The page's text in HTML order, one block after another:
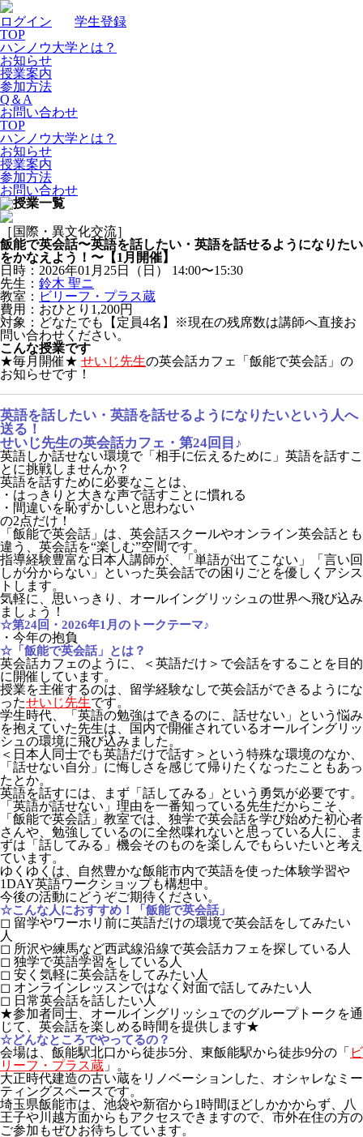
ログイン
学生登録
TOP
ハンノウ大学とは？
お知らせ
授業案内
参加方法
Q＆A
お問い合わせ
TOP
ハンノウ大学とは？
お知らせ
授業案内
参加方法
お問い合わせ
［国際・異文化交流］
飯能で英会話〜英語を話したい・英語を話せるようになりたい
をかなえよう！〜【1月開催】
日時：2026年01月25日（日） 14:00〜15:30
先生： 鈴木 聖ニ
教室： ビリーフ・プラス蔵
費用：おひとり1,200円
対象：どなたでも【定員4名】※現在の残席数は講師へ直接お
問い合わせください。
こんな授業です
★毎月開催★ せいじ先生の英会話カフェ「飯能で英会話」の
お知らせです！
英語を話したい・英語を話せるようになりたいという人へ
送る！
せいじ先生の英会話カフェ・第24回目♪
英語しか話せない環境で「相手に伝えるために」英語を話すこ
とに挑戦しませんか？
英語を話すために必要なことは、
・はっきりと大きな声で話すことに慣れる
・間違いを恥ずかしいと思わない
の2点だけ！
「飯能で英会話」は、英会話スクールやオンライン英会話とも
違う、英会話を“楽しむ”空間です。
指導経験豊富な日本人講師が、「単語が出てこない」「言い回
しが分からない」といった英会話での困りごとを優しくアシス
トします。
気軽に、思いっきり、オールイングリッシュの世界へ飛び込み
ましょう！
☆第24回・2026年1月のトークテーマ♪
・今年の抱負
☆「飯能で英会話」とは？
英会話カフェのように、＜英語だけ＞で会話をすることを目的
に開催しています。
授業を主催するのは、留学経験なしで英会話ができるようにな
ったせいじ先生です。
学生時代、「英語の勉強はできるのに、話せない」という悩み
を抱えていた先生は、国内で開催されているオールイングリッ
シュの環境に飛び込みました。
＜日本人同士でも英語だけで話す＞という特殊な環境のなか、
「話せない自分」に悔しさを感じて帰りたくなったこともあっ
たとか。
英語を話すには、まず「話してみる」という勇気が必要です。
「英語が話せない」理由を一番知っている先生だからこそ、
「飯能で英会話」教室では、独学で英会話を学び始めた初心者
さんや、勉強しているのに全然喋れないと思っている人に、ま
ずは「話してみる」機会そのものを楽しんでもらいたいと考え
ています。
ゆくゆくは、自然豊かな飯能市内で英語を使った体験学習や
1DAY英語ワークショップも構想中。
今後の活動にどうぞご期待ください。
☆こんな人におすすめ！「飯能で英会話」
◻︎ 留学やワーホリ前に英語だけの環境で英会話をしてみたい
人
◻︎ 所沢や練馬など西武線沿線で英会話カフェを探している人
◻︎ 独学で英語学習をしている人
◻︎ 安く気軽に英会話をしてみたい人
◻︎ オンラインレッスンではなく対面で話してみたい人
◻︎ 日常英会話を話したい人
★参加者同士、オールイングリッシュでのグループトークを通
じて、英会話を楽しめる時間を提供します★
☆どんなところでやってるの？
会場は、飯能駅北口から徒歩5分、東飯能駅から徒歩9分の「 ビ
リーフ・プラス蔵 」。
大正時代建造の古い蔵をリノベーションした、オシャレなミー
ティングスペースです。
埼玉県飯能市は、池袋や新宿から1時間ほどしかかからず、八
王子や川越方面からもアクセスできますので、市外在住の方の
ご参加もぜひお待ちしています。